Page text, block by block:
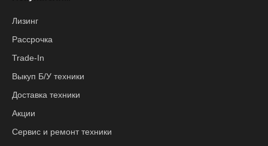
Лизинг
Рассрочка
Trade-In
Выкуп Б/У техники
Доставка техники
Акции
Сервис и ремонт техники